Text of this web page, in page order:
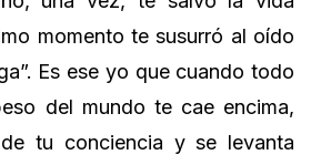
momento te susurró al oído
Es ese yo que cuando todo
del mundo te cae encima,
tu conciencia y se levanta